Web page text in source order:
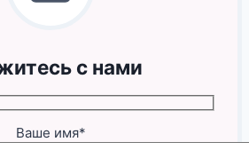
с нами
Ваше имя*